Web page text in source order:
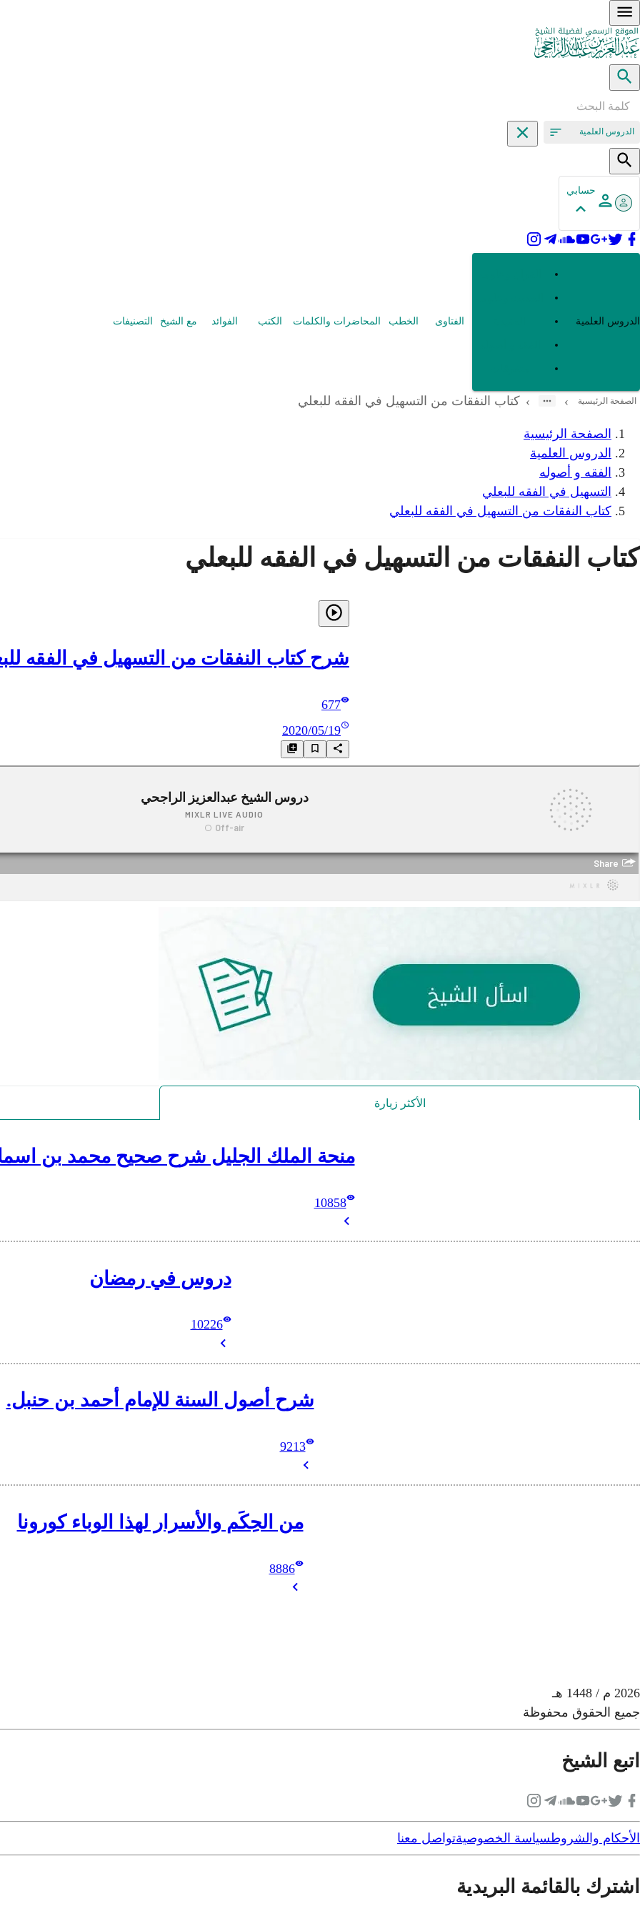
الدروس العلمية
حسابي
الدروس العلمية الفتاوى الخطب المحاضرات والكلمات الكتب الفوائد مع الشيخ التصنيفات
الصفحة الرئيسية ›
› كتاب النفقات من التسهيل في الفقه للبعلي
الصفحة الرئيسية
الدروس العلمية
الفقه و أصوله
التسهيل في الفقه للبعلي
كتاب النفقات من التسهيل في الفقه للبعلي
كتاب النفقات من التسهيل في الفقه للبعلي
شرح كتاب النفقات من التسهيل في الفقه
677
2020/05/19
الأكثر زيارة
منحة الملك الجليل شرح صحيح محمد بن
10858
دروس في رمضان
10226
شرح أصول السنة للإمام أحمد بن حنبل.
9213
من الحِكَم والأسرار لهذا الوباء كورونا
8886
2026 م / 1448 هـ
جميع الحقوق محفوظة
اتبع الشيخ
الأحكام والشروطسياسة الخصوصيةتواصل معنا
اشترك بالقائمة البريدية